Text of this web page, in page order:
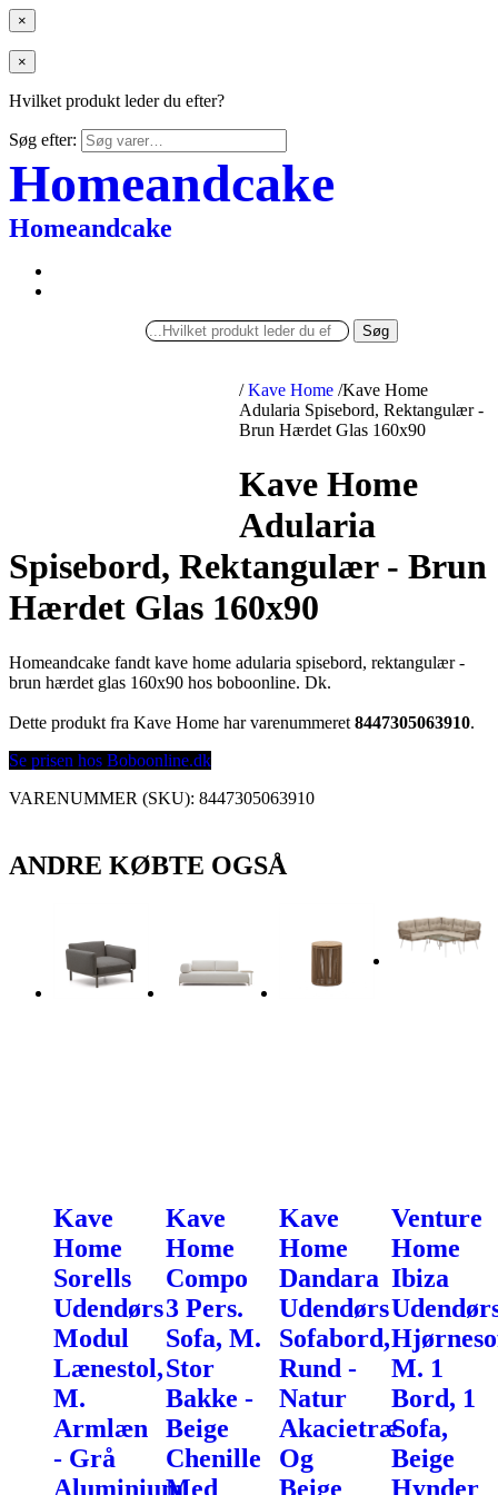
×
×
Hvilket produkt leder du efter?
Søg efter:
Homeandcake
Homeandcake
Søg
/ Kave Home /Kave Home
Adularia Spisebord, Rektangulær -
Brun Hærdet Glas 160x90
Kave Home
Adularia
Spisebord, Rektangulær - Brun
Hærdet Glas 160x90
Homeandcake fandt kave home adularia spisebord, rektangulær -
brun hærdet glas 160x90 hos boboonline. Dk.
Dette produkt fra Kave Home har varenummeret 8447305063910.
Se prisen hos Boboonline.dk
VARENUMMER (SKU): 8447305063910
ANDRE KØBTE OGSÅ
Kave
Home
Sorells
Udendørs
Modul
Lænestol,
M.
Armlæn
- Grå
Aluminium
Kave
Home
Compo
3 Pers.
Sofa, M.
Stor
Bakke -
Beige
Chenille
Med
Kave
Home
Dandara
Udendørs
Sofabord,
Rund -
Natur
Akacietræ
Og
Beige
Venture
Home
Ibiza
M. 1
Bord, 1
Sofa,
Beige
Hynder